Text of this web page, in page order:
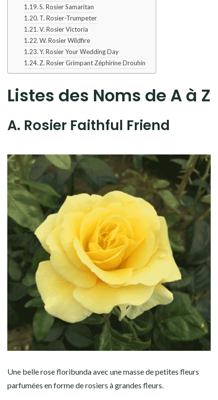
S. Rosier Samaritan
T. Rosier-Trumpeter
V. Rosier Victoria
W. Rosier Wildfire
Y. Rosier Your Wedding Day
Z. Rosier Grimpant Zéphirine Drouhin
Listes des Noms de A à Z
A. Rosier Faithful Friend
Une belle rose floribunda avec une masse de petites fleurs
parfumées en forme de rosiers à grandes fleurs.